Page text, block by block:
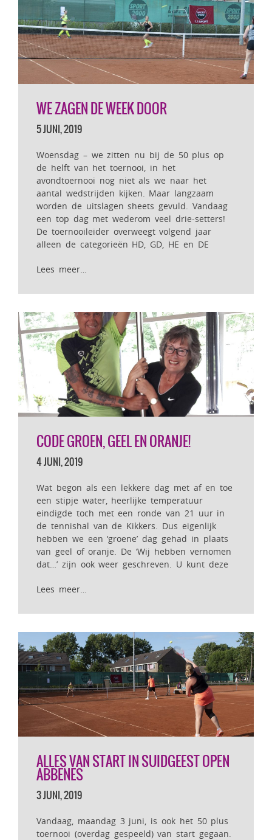
WE ZAGEN DE WEEK DOOR
5 JUNI, 2019
Woensdag – we zitten nu bij de 50 plus op
de helft van het toernooi, in het
avondtoernooi nog niet als we naar het
aantal wedstrijden kijken. Maar langzaam
worden de uitslagen sheets gevuld. Vandaag
een top dag met wederom veel drie-setters!
De toernooileider overweegt volgend jaar
alleen de categorieën HD, GD, HE en DE
Lees meer…
CODE GROEN, GEEL EN ORANJE!
4 JUNI, 2019
Wat begon als een lekkere dag met af en toe
een stipje water, heerlijke temperatuur
eindigde toch met een ronde van 21 uur in
de tennishal van de Kikkers. Dus eigenlijk
hebben we een ‘groene’ dag gehad in plaats
van geel of oranje. De ‘Wij hebben vernomen
dat…’ zijn ook weer geschreven. U kunt deze
Lees meer…
ALLES VAN START IN SUIDGEEST OPEN
ABBENES
3 JUNI, 2019
Vandaag, maandag 3 juni, is ook het 50 plus
toernooi (overdag gespeeld) van start gegaan.